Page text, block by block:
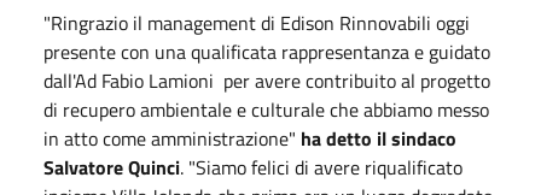
"Ringrazio il management di Edison Rinnovabili oggi
presente con una qualificata rappresentanza e guidato
dall'Ad Fabio Lamioni per avere contribuito al progetto
di recupero ambientale e culturale che abbiamo messo
in atto come amministrazione" ha detto il sindaco
Salvatore Quinci. "Siamo felici di avere riqualificato